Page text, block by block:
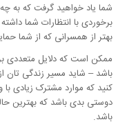
شما یاد خواهید گرفت که به
برخوردی با انتظارات شما
بهتر از همسرانی که از شما
ممکن است که دلایل متعددی
باشد – شاید مسیر زندگی تان
کنید که موارد مشترک زیادی
دوستی بدی باشد که بهترین
باشد.